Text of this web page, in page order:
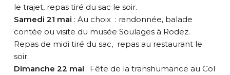
le trajet, repas tiré du sac le soir.
Samedi 21 mai : Au choix : randonnée, balade
contée ou visite du musée Soulages à Rodez.
Repas de midi tiré du sac, repas au restaurant le
soir.
Dimanche 22 mai : Fête de la transhumance au Col